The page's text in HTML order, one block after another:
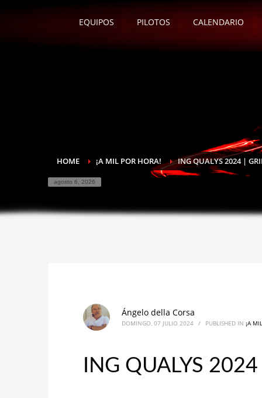
EQUIPOS PILOTOS CALENDARIO
HOME ¡A MIL POR HORA! ING QUALYS 2024 |
agosto 6, 2026
Ángelo della Corsa
DOMINGO, 07 JULIO 2024 / PUBLISHED IN¡A
ING QUALYS